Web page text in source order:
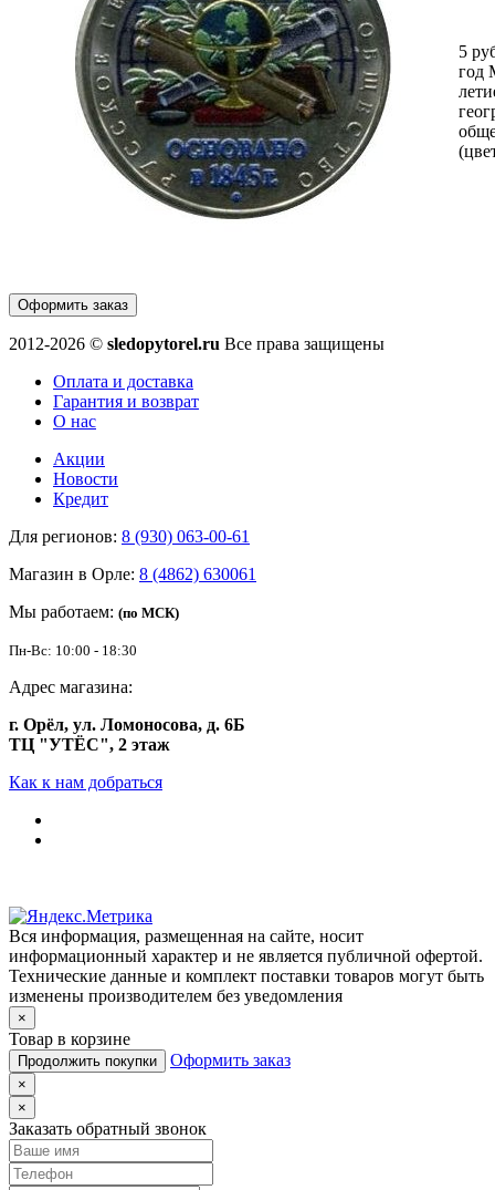
5
год
Оформить заказ
2012-2026 © sledopytorel.ru Все права защищены
Оплата и доставка
Гарантия и возврат
О нас
Акции
Новости
Кредит
Для регионов: 8 (930) 063-00-61
Магазин в Орле: 8 (4862) 630061
Мы работаем: (по МСК)
Пн-Вс: 10:00 - 18:30
Адрес магазина:
г. Орёл, ул. Ломоносова, д. 6Б
ТЦ "УТЁС", 2 этаж
Как к нам добраться
Вся информация, размещенная на сайте, носит
информационный характер и не является публичной офертой.
Технические данные и комплект поставки товаров могут быть
изменены производителем без уведомления
×
Товар в корзине
Продолжить покупки Оформить заказ
×
×
Заказать обратный звонок